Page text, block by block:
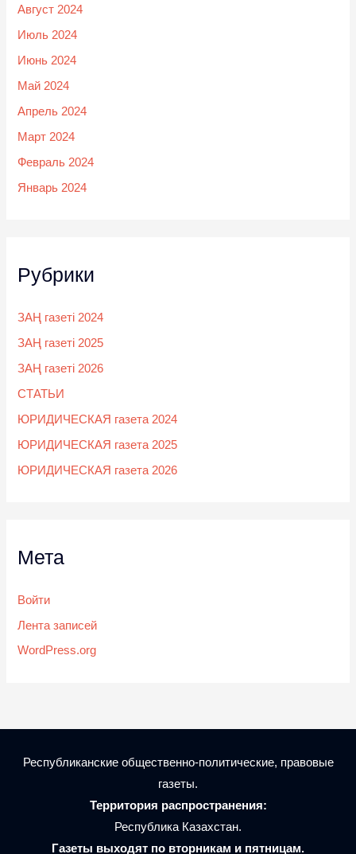
Август 2024
Июль 2024
Июнь 2024
Май 2024
Апрель 2024
Март 2024
Февраль 2024
Январь 2024
Рубрики
ЗАҢ газеті 2024
ЗАҢ газеті 2025
ЗАҢ газеті 2026
СТАТЬИ
ЮРИДИЧЕСКАЯ газета 2024
ЮРИДИЧЕСКАЯ газета 2025
ЮРИДИЧЕСКАЯ газета 2026
Мета
Войти
Лента записей
WordPress.org
Республиканские общественно-политические, правовые
газеты.
Территория распространения:
Республика Казахстан.
Газеты выходят по вторникам и пятницам.